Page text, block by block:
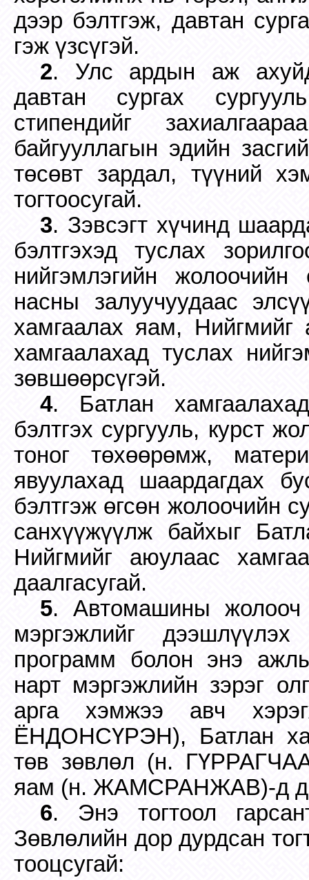
дээр бэлтгэж, давтан
гэж үзсүгэй.
2. Улс ардын аж
давтан сургах
стипендийг
байгууллагын эдийн
төсөвт зардал, түүний
тогтоосугай.
3. Зэвсэгт хүчинд
бэлтгэхэд туслах
нийгэмлэгийн
насны залуучуудаас
хамгаалах яам,
хамгаалахад туслах
зөвшөөрсүгэй.
4. Батлан
бэлтгэх сургууль, курст
тоног төхөөрөмж,
явуулахад шаардагдах
бэлтгэж өгсөн жолоочийн
санхүүжүүлж байхыг
Нийгмийг аюулаас
даалгасугай.
5. Автомашины жолооч
мэргэжлийг
программ болон энэ
нарт мэргэжлийн зэрэг
арга хэмжээ авч
ЁНДОНСҮРЭН), Батлан
төв зөвлөл (н.
яам (н. ЖАМСРАНЖАВ)-д
6. Энэ тогтоол
Зөвлөлийн дор дурдсан
тооцсугай: